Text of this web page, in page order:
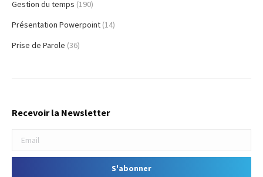
Gestion du temps (190)
Présentation Powerpoint (14)
Prise de Parole (36)
Recevoir la Newsletter